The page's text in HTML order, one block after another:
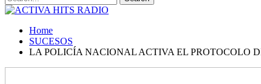
Home
SUCESOS
LA POLICÍA NACIONAL ACTIVA EL PROTOCOLO